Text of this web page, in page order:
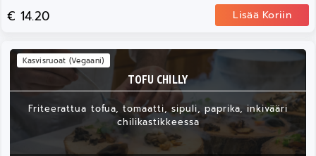
€ 14.20 Lisää Koriin
TOFU CHILLY
Friteerattua tofua, tomaatti, sipuli, paprika, inkivääri
chilikastikkeessa
Kasvisruoat (Vegaani)